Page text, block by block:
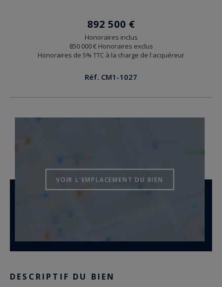
892 500 €
Honoraires inclus
850 000 € Honoraires exclus
Honoraires de 5% TTC à la charge de l'acquéreur
Réf. CM1-1027
VOIR L'EMPLACEMENT DU BIEN
DESCRIPTIF DU BIEN